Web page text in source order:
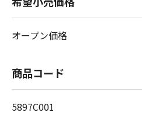
オープン価格
商品コード
5897C001